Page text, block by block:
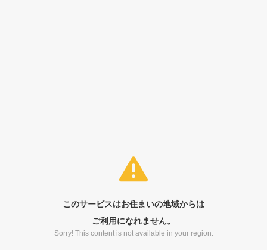
このサービスはお住まいの地域からは
ご利用になれません。
Sorry! This content is not available in your region.